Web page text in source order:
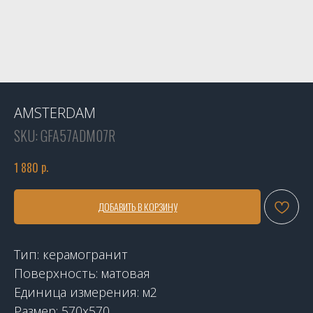
AMSTERDAM
SKU:GFA57ADM07R
1 880 р.
ДОБАВИТЬ В КОРЗИНУ
Тип: керамогранит
Поверхность: матовая
Единица измерения: м2